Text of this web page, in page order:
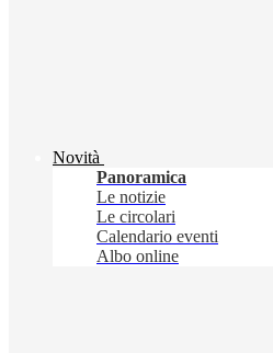
Novità
Panoramica
Le notizie
Le circolari
Calendario eventi
Albo online